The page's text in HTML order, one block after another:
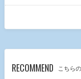
RECOMMEND こちら